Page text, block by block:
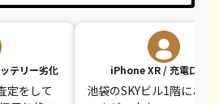
テリー劣化
定をして
iPhone XR / 充電口不良
池袋のSKYビル1階にある